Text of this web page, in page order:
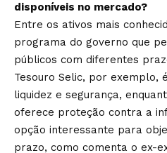
disponíveis no mercado?
Entre os ativos mais
programa do governo que
públicos com diferentes
Tesouro Selic, por exemplo,
liquidez e segurança,
oferece proteção contra a
opção interessante para
prazo, como comenta o ex-